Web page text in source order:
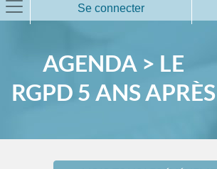
Se connecter
AGENDA > LE
RGPD 5 ANS APRÈS